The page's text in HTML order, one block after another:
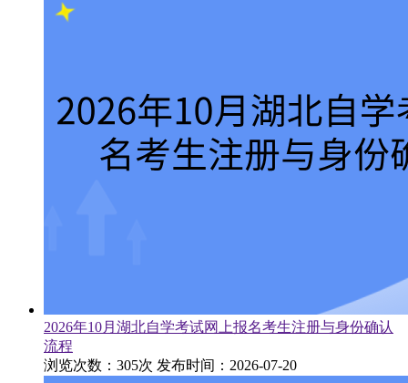
2026年10月湖北自学考试网上报名考生注册与身份确认
流程
浏览次数：305次 发布时间：2026-07-20